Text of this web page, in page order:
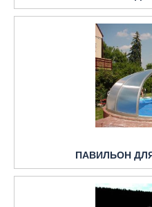
ПАВИЛЬОН